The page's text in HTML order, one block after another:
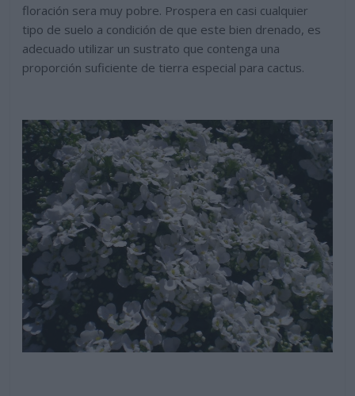
floración sera muy pobre. Prospera en casi cualquier
tipo de suelo a condición de que este bien drenado, es
adecuado utilizar un sustrato que contenga una
proporción suficiente de tierra especial para cactus.